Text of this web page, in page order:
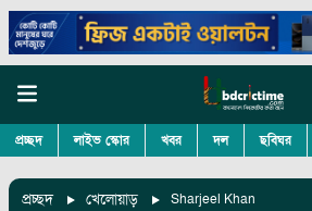
প্রচ্ছদ লাইভ স্কোর খবর দল ছবিঘর
প্রচ্ছদ খেলোয়াড় Sharjeel Khan